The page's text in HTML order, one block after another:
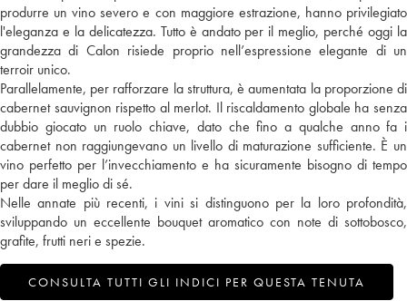
produrre un vino severo e con maggiore estrazione, hanno privilegiato
l'eleganza e la delicatezza. Tutto è andato per il meglio, perché oggi la
grandezza di Calon risiede proprio nell’espressione elegante di un
terroir unico.
Parallelamente, per rafforzare la struttura, è aumentata la proporzione di
cabernet sauvignon rispetto al merlot. Il riscaldamento globale ha senza
dubbio giocato un ruolo chiave, dato che fino a qualche anno fa i
cabernet non raggiungevano un livello di maturazione sufficiente. È un
vino perfetto per l’invecchiamento e ha sicuramente bisogno di tempo
per dare il meglio di sé.
Nelle annate più recenti, i vini si distinguono per la loro profondità,
sviluppando un eccellente bouquet aromatico con note di sottobosco,
grafite, frutti neri e spezie.
CONSULTA TUTTI GLI INDICI PER QUESTA TENUTA